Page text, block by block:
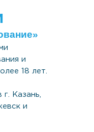
и
18 лет.
Казань,
и